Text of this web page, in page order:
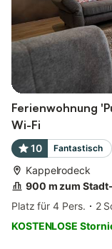
Ferienwohnung
Wi-Fi
10 Fantastisch
Kappelrodeck
900 m zum
Platz für 4 Pers.
2
KOSTENLOSE